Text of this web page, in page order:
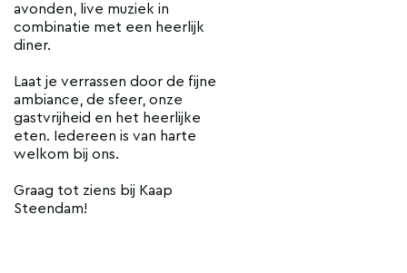
avonden, live muziek in
combinatie met een heerlijk
diner.
Laat je verrassen door de fijne
ambiance, de sfeer, onze
gastvrijheid en het heerlijke
eten. Iedereen is van harte
welkom bij ons.
Graag tot ziens bij Kaap
Steendam!